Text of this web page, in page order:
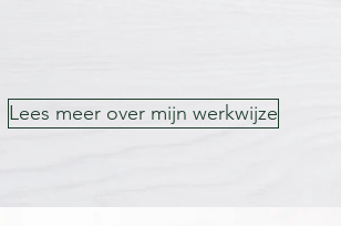
Lees meer over mijn werkwijze